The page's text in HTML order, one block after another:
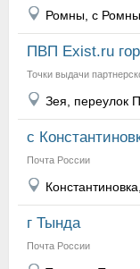
Ромны, с
ПВП Exist.ru
Точки выдачи
Зея, переулок
с
Почта России
г Тында
Почта России